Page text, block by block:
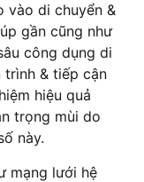
vào di chuyển &
gần cũng như
công dụng di
trình & tiếp cận
hiệu quả
trọng mùi do
này.
mạng lưới hệ